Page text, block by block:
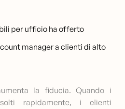
per ufficio ha offerto
manager a clienti di alto
la fiducia. Quando i
rapidamente, i clienti